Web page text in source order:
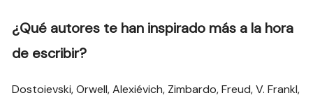
¿Qué autores te han inspirado más a la hora
de escribir?
Dostoievski, Orwell, Alexiévich, Zimbardo, Freud, V. Frankl,